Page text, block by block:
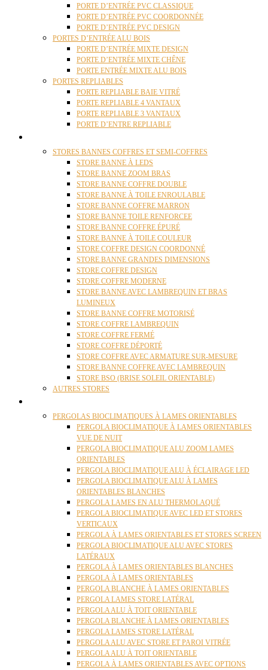
PORTE D’ENTRÉE PVC CLASSIQUE
PORTE D’ENTRÉE PVC COORDONNÉE
PORTE D’ENTRÉE PVC DESIGN
PORTES D’ENTRÉE ALU BOIS
PORTE D’ENTRÉE MIXTE DESIGN
PORTE D’ENTRÉE MIXTE CHÊNE
PORTE ENTRÉE MIXTE ALU BOIS
PORTES REPLIABLES
PORTE REPLIABLE BAIE VITRÉ
PORTE REPLIABLE 4 VANTAUX
PORTE REPLIABLE 3 VANTAUX
PORTE D’ENTRE REPLIABLE
STORES BANNES COFFRES ET SEMI-COFFRES
STORE BANNE À LEDS
STORE BANNE ZOOM BRAS
STORE BANNE COFFRE DOUBLE
STORE BANNE À TOILE ENROULABLE
STORE BANNE COFFRE MARRON
STORE BANNE TOILE RENFORCEE
STORE BANNE COFFRE ÉPURÉ
STORE BANNE À TOILE COULEUR
STORE COFFRE DESIGN COORDONNÉ
STORE BANNE GRANDES DIMENSIONS
STORE COFFRE DESIGN
STORE COFFRE MODERNE
STORE BANNE AVEC LAMBREQUIN ET BRAS
LUMINEUX
STORE BANNE COFFRE MOTORISÉ
STORE COFFRE LAMBREQUIN
STORE COFFRE FERMÉ
STORE COFFRE DÉPORTÉ
STORE COFFRE AVEC ARMATURE SUR-MESURE
STORE BANNE COFFRE AVEC LAMBREQUIN
STORE BSO (BRISE SOLEIL ORIENTABLE)
AUTRES STORES
PERGOLAS BIOCLIMATIQUES À LAMES ORIENTABLES
PERGOLA BIOCLIMATIQUE À LAMES ORIENTABLES
VUE DE NUIT
PERGOLA BIOCLIMATIQUE ALU ZOOM LAMES
ORIENTABLES
PERGOLA BIOCLIMATIQUE ALU À ÉCLAIRAGE LED
PERGOLA BIOCLIMATIQUE ALU À LAMES
ORIENTABLES BLANCHES
PERGOLA LAMES EN ALU THERMOLAQUÉ
PERGOLA BIOCLIMATIQUE AVEC LED ET STORES
VERTICAUX
PERGOLA À LAMES ORIENTABLES ET STORES SCREEN
PERGOLA BIOCLIMATIQUE ALU AVEC STORES
LATÉRAUX
PERGOLA À LAMES ORIENTABLES BLANCHES
PERGOLA À LAMES ORIENTABLES
PERGOLA BLANCHE À LAMES ORIENTABLES
PERGOLA LAMES STORE LATÉRAL
PERGOLA ALU À TOIT ORIENTABLE
PERGOLA BLANCHE À LAMES ORIENTABLES
PERGOLA LAMES STORE LATÉRAL
PERGOLA ALU AVEC STORE ET PAROI VITRÉE
PERGOLA ALU À TOIT ORIENTABLE
PERGOLA À LAMES ORIENTABLES AVEC OPTIONS